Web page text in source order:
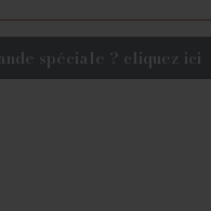
spéciale ? cliquez ici